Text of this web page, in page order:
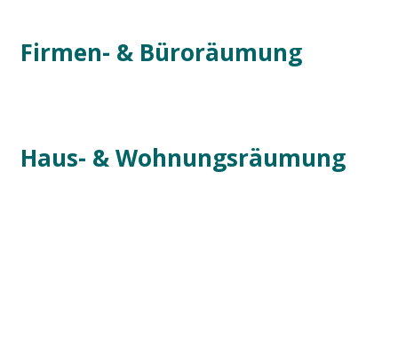
Firmen- & Büroräumung
Haus- & Wohnungsräumung